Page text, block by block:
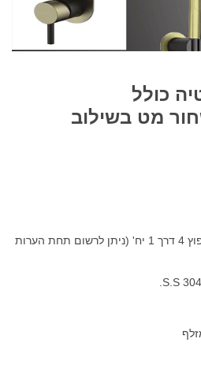
כולל
מט בשילוב
אינטרפוץ 3 דרך- 2 יח' / אינטרפוץ 4 דרך 1 יח' (ניתן לרשום תחת הערות